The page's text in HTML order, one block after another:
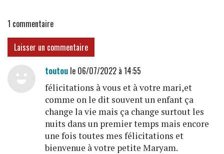
1 commentaire
Laisser un commentaire
toutoule 06/07/2022 à 14:55
félicitations à vous et à votre mari,et
comme on le dit souvent un enfant ça
change la vie mais ça change surtout les
nuits dans un premier temps mais encore
une fois toutes mes félicitations et
bienvenue à votre petite Maryam.